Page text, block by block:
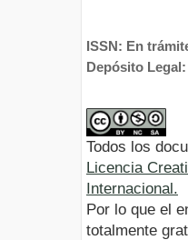
ISSN: En
Depósito Legal:
Todos los
Licencia
Internacional.
Por lo que el
totalmente